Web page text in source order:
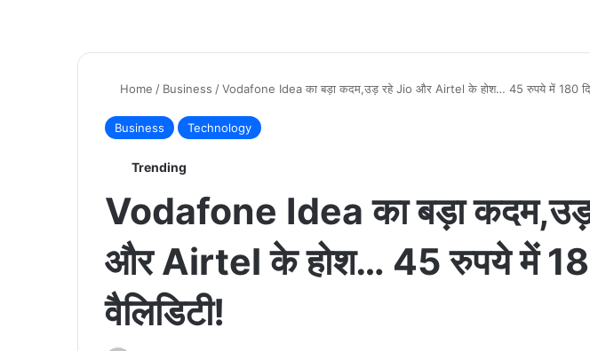
Home / Business /Vodafone Idea का बड़ा कदम,उड़ रहे Jio और Airtel के होश… 45 रुपये में 180 दिन
Business Technology
Trending
Vodafone Idea का बड़ा
और Airtel के होश… 45 रुपये में
वैलिडिटी!